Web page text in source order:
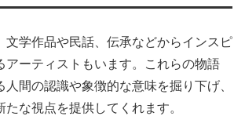
学作品や民話、伝承などからインスピ
アーティストもいます。これらの物語
人間の認識や象徴的な意味を掘り下げ、
たな視点を提供してくれます。